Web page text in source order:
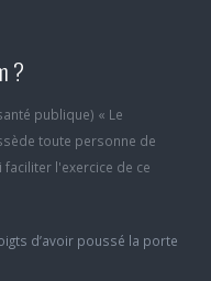
?
publique) « Le
toute personne de
l'exercice de ce
d’avoir poussé la porte